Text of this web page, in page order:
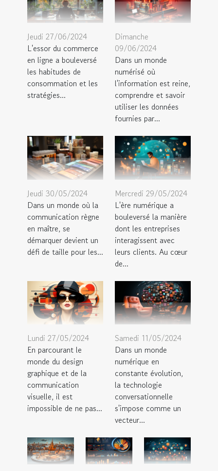
Jeudi 27/06/2024
L'essor du commerce
en ligne a bouleversé
les habitudes de
consommation et les
stratégies...
Dimanche
09/06/2024
Dans un monde
numérisé où
l'information est reine,
comprendre et savoir
utiliser les données
fournies par...
Jeudi 30/05/2024
Dans un monde où la
communication règne
en maître, se
démarquer devient un
défi de taille pour les...
Mercredi 29/05/2024
L'ère numérique a
bouleversé la manière
dont les entreprises
interagissent avec
leurs clients. Au cœur
de...
Lundi 27/05/2024
En parcourant le
monde du design
graphique et de la
communication
visuelle, il est
impossible de ne pas...
Samedi 11/05/2024
Dans un monde
numérique en
constante évolution,
la technologie
conversationnelle
s'impose comme un
vecteur...